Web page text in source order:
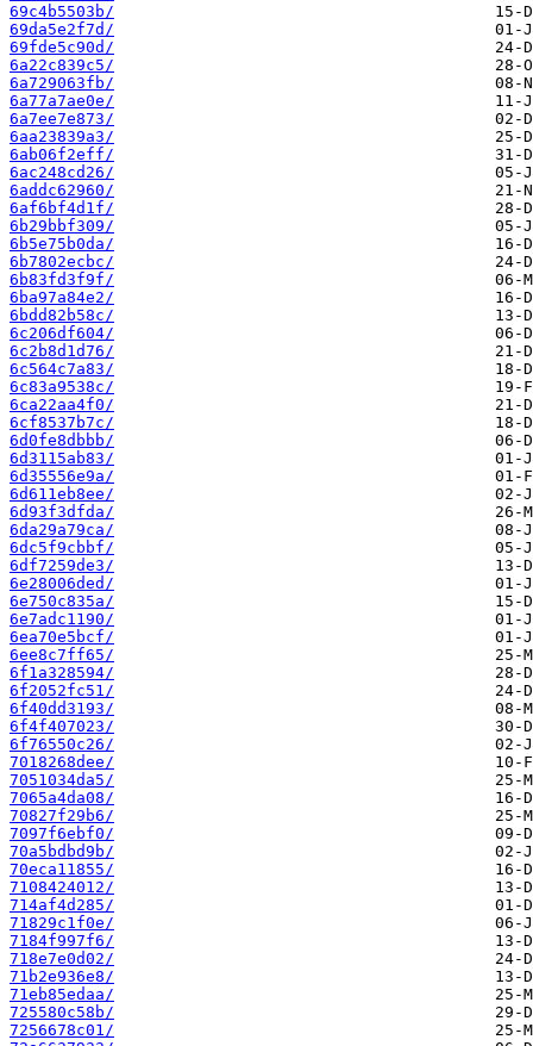
69c4b5503b/
69da5e2f7d/
69fde5c90d/
6a22c839c5/
6a729063fb/
6a77a7ae0e/
6a7ee7e873/
6aa23839a3/
6ab06f2eff/
6ac248cd26/
6addc62960/
6af6bf4d1f/
6b29bbf309/
6b5e75b0da/
6b7802ecbc/
6b83fd3f9f/
6ba97a84e2/
6bdd82b58c/
6c206df604/
6c2b8d1d76/
6c564c7a83/
6c83a9538c/
6ca22aa4f0/
6cf8537b7c/
6d0fe8dbbb/
6d3115ab83/
6d35556e9a/
6d611eb8ee/
6d93f3dfda/
6da29a79ca/
6dc5f9cbbf/
6df7259de3/
6e28006ded/
6e750c835a/
6e7adc1190/
6ea70e5bcf/
6ee8c7ff65/
6f1a328594/
6f2052fc51/
6f40dd3193/
6f4f407023/
6f76550c26/
7018268dee/
7051034da5/
7065a4da08/
70827f29b6/
7097f6ebf0/
70a5bdbd9b/
70eca11855/
7108424012/
714af4d285/
71829c1f0e/
7184f997f6/
718e7e0d02/
71b2e936e8/
71eb85edaa/
725580c58b/
7256678c01/